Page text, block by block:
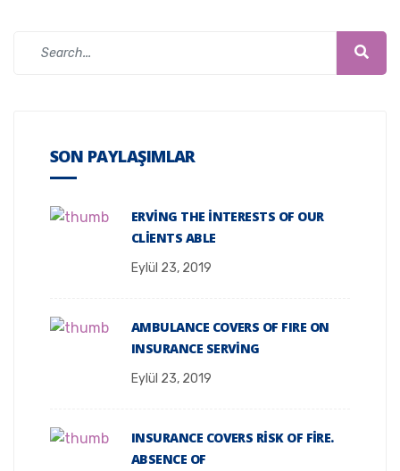
SON PAYLAŞIMLAR
ERVING THE INTERESTS OF OUR
CLIENTS ABLE
Eylül 23, 2019
AMBULANCE COVERS OF FIRE ON
INSURANCE SERVING
Eylül 23, 2019
INSURANCE COVERS RISK OF FIRE.
ABSENCE OF